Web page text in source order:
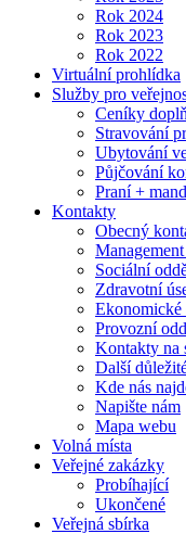
Rok 2024
Rok 2023
Rok 2022
Virtuální prohlídka
Služby pro
Ceníky
Stravování
Ubytování
Půjčování
Praní +
Kontakty
Obecný
Sociální
Zdravotní
Ekonomické
Provozní
Kontakty na
Další
Kde nás
Napište nám
Mapa webu
Volná místa
Veřejné zakázky
Probíhající
Ukončené
Veřejná sbírka